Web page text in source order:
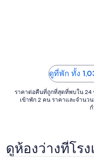
ดูที่พัก ทั้ง
ราคาต่อคืนที่ถูกที่สุดที่พบใน 24
เข้าพัก 2 คน ราคาและจำนว
ดูห้องว่างที่โร